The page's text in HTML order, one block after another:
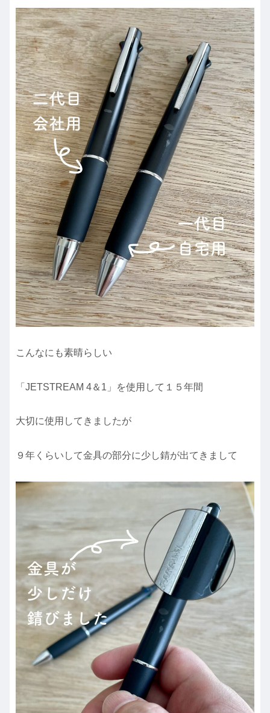
こんなにも素晴らしい
「JETSTREAM 4＆1」を使用して１５年間
大切に使用してきましたが
９年くらいして金具の部分に少し錆が出てきまして